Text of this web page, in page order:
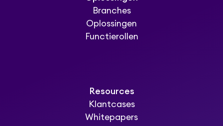
Branches
Oplossingen
Functierollen
Resources
Klantcases
Whitepapers